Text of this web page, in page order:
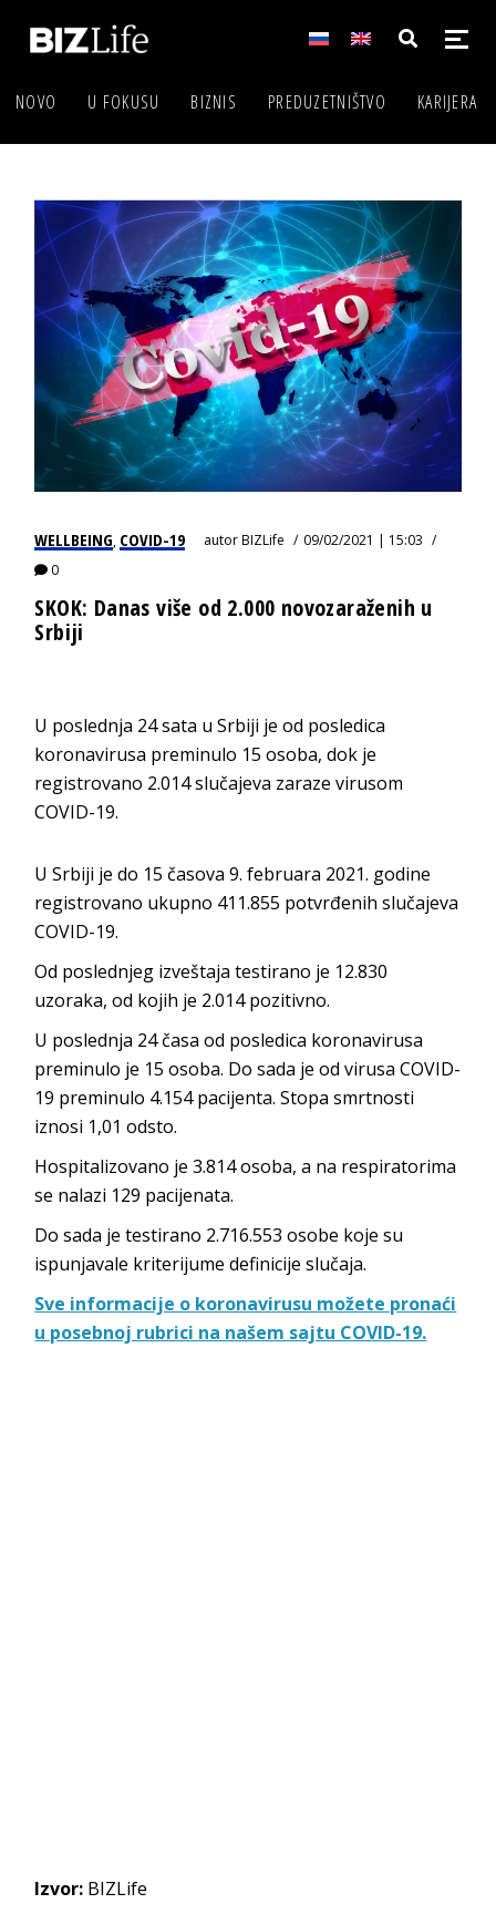
NOVO U FOKUSU BIZNIS PREDUZETNIŠTVO KARIJERA
WELLBEING, COVID-19 autorBIZLife
09/02/2021 | 15:03
0
SKOK: Danas više od 2.000 novozaraženih u
Srbiji
U poslednja 24 sata u Srbiji je od posledica
koronavirusa preminulo 15 osoba, dok je
registrovano 2.014 slučajeva zaraze virusom
COVID-19.
U Srbiji je do 15 časova 9. februara 2021. godine
registrovano ukupno 411.855 potvrđenih slučajeva
COVID-19.
Od poslednjeg izveštaja testirano je 12.830
uzoraka, od kojih je 2.014 pozitivno.
U poslednja 24 časa od posledica koronavirusa
preminulo je 15 osoba. Do sada je od virusa COVID-
19 preminulo 4.154 pacijenta. Stopa smrtnosti
iznosi 1,01 odsto.
Hospitalizovano je 3.814 osoba, a na respiratorima
se nalazi 129 pacijenata.
Do sada je testirano 2.716.553 osobe koje su
ispunjavale kriterijume definicije slučaja.
Sve informacije o koronavirusu možete pronaći
u posebnoj rubrici na našem sajtu COVID-19.
Izvor: BIZLife